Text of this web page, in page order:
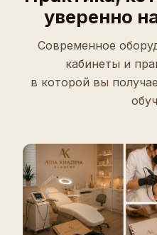
уверенно
Современное
кабинеты и
в которой вы